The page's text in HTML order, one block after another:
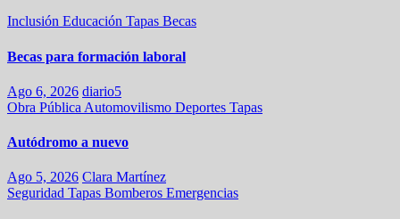
Inclusión Educación Tapas Becas
Becas para formación laboral
Ago 6, 2026 diario5
Obra Pública Automovilismo Deportes Tapas
Autódromo a nuevo
Ago 5, 2026 Clara Martínez
Seguridad Tapas Bomberos Emergencias